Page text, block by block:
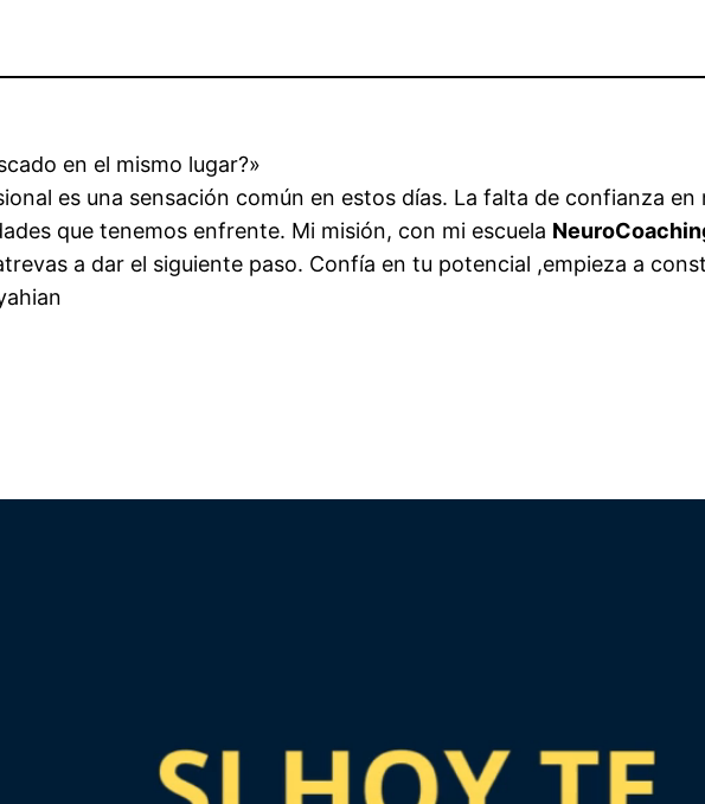
en el mismo lugar?»
es una sensación común en estos días. La falta de confianza
que tenemos enfrente. Mi misión, con mi escuela
a dar el siguiente paso. Confía en tu potencial ,empieza a